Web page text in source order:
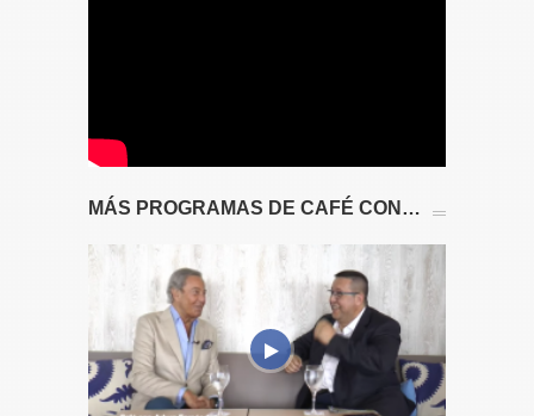
MÁS PROGRAMAS DE CAFÉ CON…